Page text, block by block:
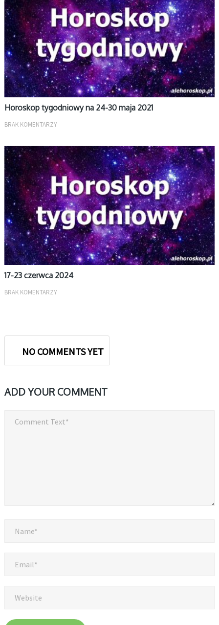
Horoskop tygodniowy na 24-30 maja 2021
BRAK KOMENTARZY
TYGODNIOWY
17-23 czerwca 2024
BRAK KOMENTARZY
NO COMMENTS YET
ADD YOUR COMMENT